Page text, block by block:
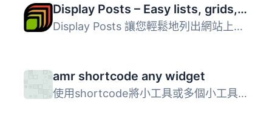
Display Posts – Easy lists, grids, navigation, and more
Display Posts 讓您輕鬆地列出網站上的所有內容。首先在內容...
amr shortcode any widget
使用shortcode將小工具或多個小工具或整個小工具區域（側邊欄...